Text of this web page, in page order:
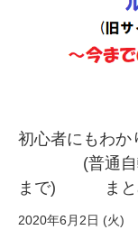
サービス全般
盗難保証
初心者にもわか
(普通自転車
まで) まとめ
2020年6月2日 (火)